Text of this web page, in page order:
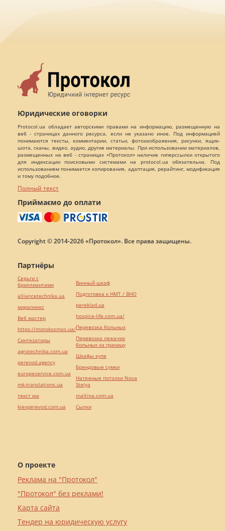
Юридические оговорки
Protocol.ua обладает авторскими правами на информацию, размещенную на
веб - страницах данного ресурса, если не указано иное. Под информацией
понимаются тексты, комментарии, статьи, фотоизображения, рисунки, ящик-
шота, сканы, видео, аудио, другие материалы. При использовании материалов,
размещенных на веб - страницах «Протокол» наличие гиперссылки открытого
для индексации поисковыми системами на protocol.ua обязательна. Под
использованием понимается копирования, адаптация, рерайтинг, модификация
и тому подобное.
Полный текст
Приймаємо до оплати
Copyright © 2014-2026 «Протокол». Все права защищены.
О проекте
Реклама на "Протокол"
"Протокол" без реклами!
Карта сайта
Тендер на юридическую услугу
Партнёры
Серьги с
бриллиантами
alliancetechnika.ua
миралинкс
Веб мастер
https://motokosmos.ua/
Синтезаторы
agrotechnika.com.ua
perevod.agency
europeservice.com.ua
mk-translations.ua
текст юа
kievperevod.com.ua
Винный шкаф
Подготовка к НМТ / ВНО
pereklad.ua
hospice-life.com.ua/
Перевозка больных
Перевозка лежачих
больных за границу
Шкафы купе
Брендовые сумки
Натяжные потолки Nova
Stelya
maltina.com.ua
Cылки